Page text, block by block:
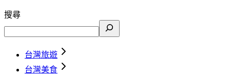
搜尋
台灣旅遊
台灣美食